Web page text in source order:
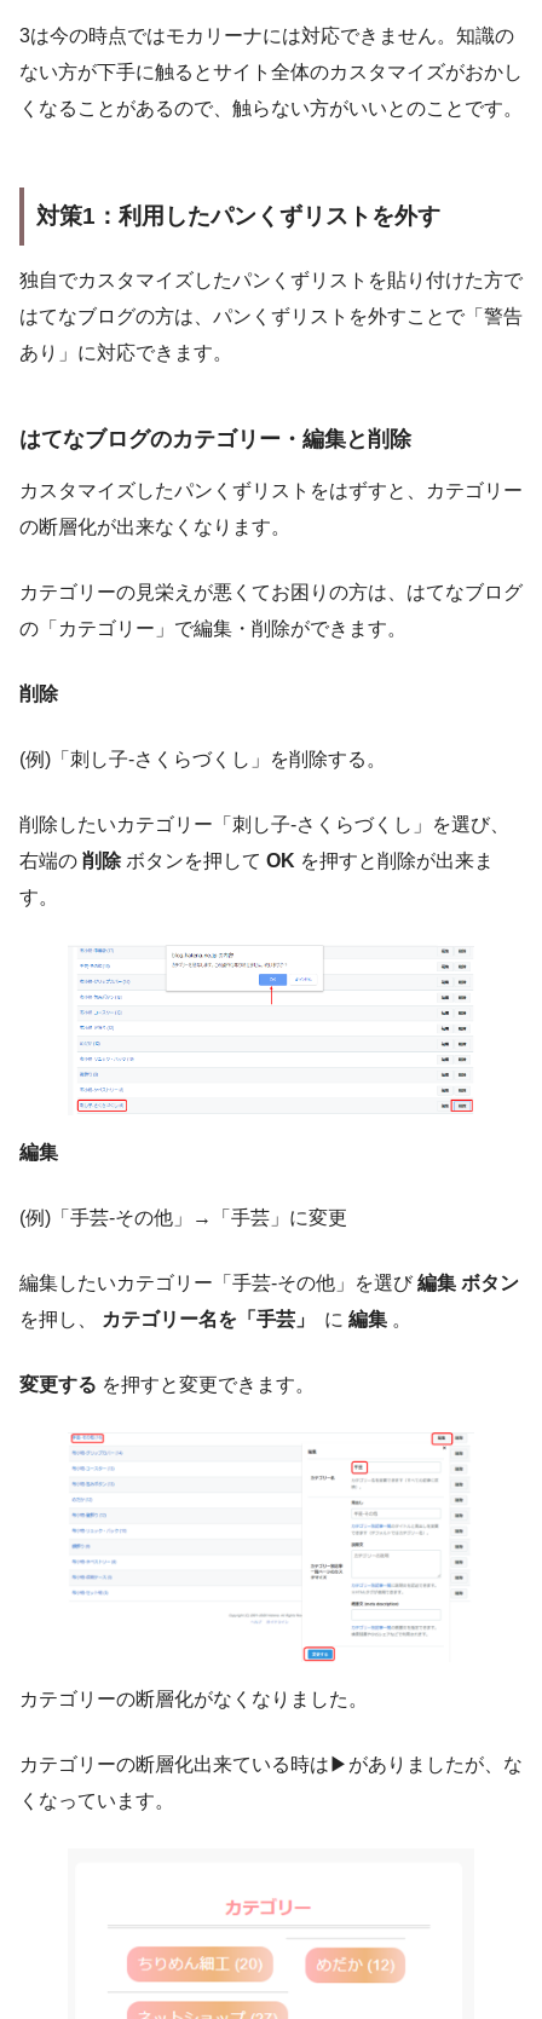
3は今の時点ではモカリーナには対応できません。知識の
ない方が下手に触るとサイト全体のカスタマイズがおかし
くなることがあるので、触らない方がいいとのことです。
対策1：利用したパンくずリストを外す
独自でカスタマイズしたパンくずリストを貼り付けた方で
はてなブログの方は、パンくずリストを外すことで「警告
あり」に対応できます。
はてなブログのカテゴリー・編集と削除
カスタマイズしたパンくずリストをはずすと、カテゴリー
の断層化が出来なくなります。
カテゴリーの見栄えが悪くてお困りの方は、はてなブログ
の「カテゴリー」で編集・削除ができます。
削除
(例)「刺し子-さくらづくし」を削除する。
削除したいカテゴリー「刺し子-さくらづくし」を選び、
右端の 削除ボタンを押して OK を押すと削除が出来ま
す。
編集
(例)「手芸-その他」→「手芸」に変更
編集したいカテゴリー「手芸-その他」を選び編集 ボタン
を押し、
カテゴリー名を「手芸」 に 編集 。
変更する を押すと変更できます。
カテゴリーの断層化がなくなりました。
カテゴリーの断層化出来ている時は▶︎がありましたが、な
くなっています。